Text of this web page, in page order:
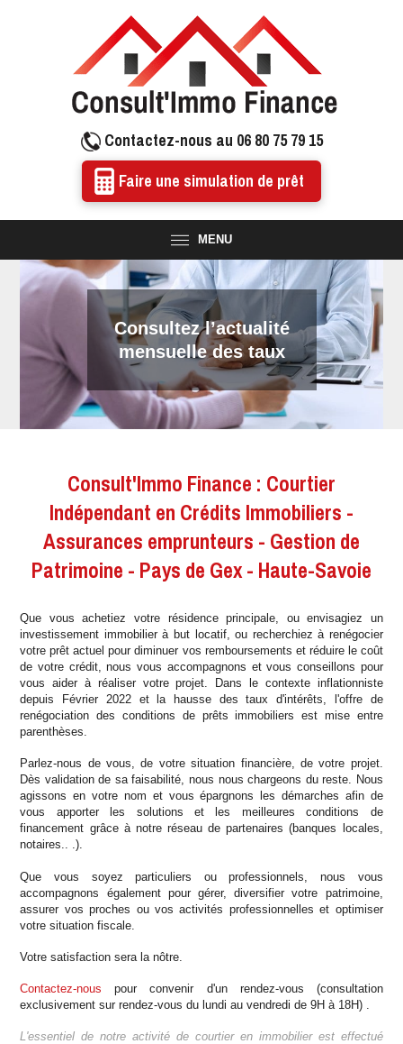
Contactez-nous au 06 80 75 79 15
Faire une simulation de prêt
MENU
Consultez l’actualité
mensuelle des taux
Consult'Immo Finance : Courtier
Indépendant en Crédits Immobiliers -
Assurances emprunteurs - Gestion de
Patrimoine - Pays de Gex - Haute-Savoie
Que vous achetiez votre résidence principale, ou envisagiez un
investissement immobilier à but locatif, ou recherchiez à renégocier
votre prêt actuel pour diminuer vos remboursements et réduire le coût
de votre crédit, nous vous accompagnons et vous conseillons pour
vous aider à réaliser votre projet. Dans le contexte inflationniste
depuis Février 2022 et la hausse des taux d'intérêts, l'offre de
renégociation des conditions de prêts immobiliers est mise entre
parenthèses.
Parlez-nous de vous, de votre situation financière, de votre projet.
Dès validation de sa faisabilité, nous nous chargeons du reste. Nous
agissons en votre nom et vous épargnons les démarches afin de
vous apporter les solutions et les meilleures conditions de
financement grâce à notre réseau de partenaires (banques locales,
notaires.. .).
Que vous soyez particuliers ou professionnels, nous vous
accompagnons également pour gérer, diversifier votre patrimoine,
assurer vos proches ou vos activités professionnelles et optimiser
votre situation fiscale.
Votre satisfaction sera la nôtre.
Contactez-nous pour convenir d'un rendez-vous (consultation
exclusivement sur rendez-vous du lundi au vendredi de 9H à 18H) .
L'essentiel de notre activité de courtier en immobilier est effectué